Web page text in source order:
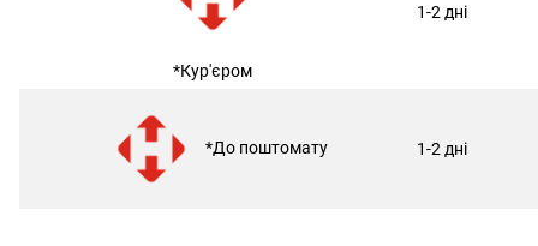
*Кур'єром
1-2 дні
*До поштомату 1-2 дні